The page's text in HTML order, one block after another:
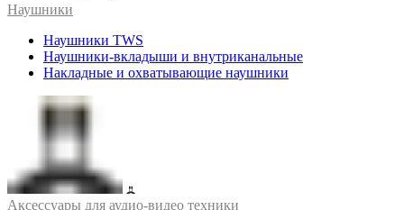
Наушники
Наушники TWS
Наушники-вкладыши и внутриканальные
Накладные и охватывающие наушники
Аксессуары для аудио-видео техники